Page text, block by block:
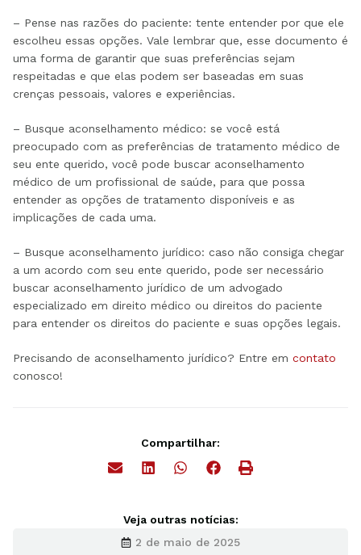
– Pense nas razões do paciente: tente entender por que ele
escolheu essas opções. Vale lembrar que, esse documento é
uma forma de garantir que suas preferências sejam
respeitadas e que elas podem ser baseadas em suas
crenças pessoais, valores e experiências.
– Busque aconselhamento médico: se você está
preocupado com as preferências de tratamento médico de
seu ente querido, você pode buscar aconselhamento
médico de um profissional de saúde, para que possa
entender as opções de tratamento disponíveis e as
implicações de cada uma.
– Busque aconselhamento jurídico: caso não consiga chegar
a um acordo com seu ente querido, pode ser necessário
buscar aconselhamento jurídico de um advogado
especializado em direito médico ou direitos do paciente
para entender os direitos do paciente e suas opções legais.
Precisando de aconselhamento jurídico? Entre em contato
conosco!
Compartilhar:
Veja outras notícias:
2 de maio de 2025